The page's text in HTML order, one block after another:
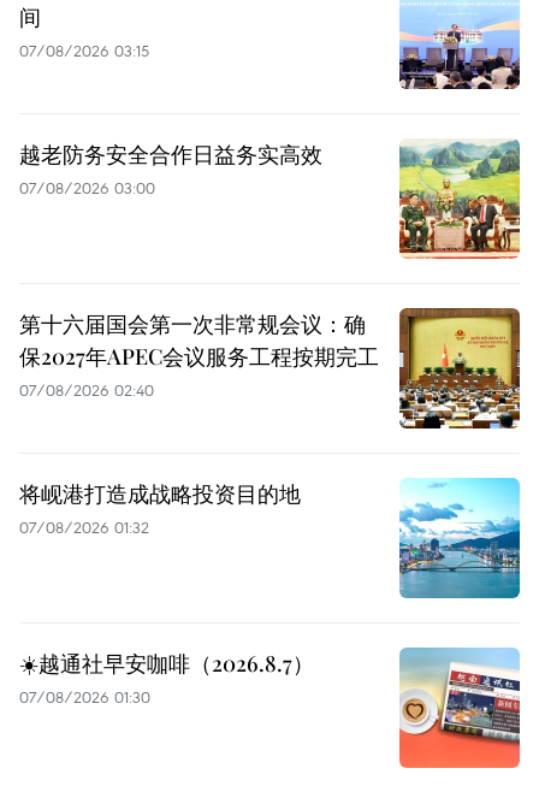
间
07/08/2026 03:15
越老防务安全合作日益务实高效
07/08/2026 03:00
第十六届国会第一次非常规会议：确
保2027年APEC会议服务工程按期完工
07/08/2026 02:40
将岘港打造成战略投资目的地
07/08/2026 01:32
☀️越通社早安咖啡（2026.8.7）
07/08/2026 01:30